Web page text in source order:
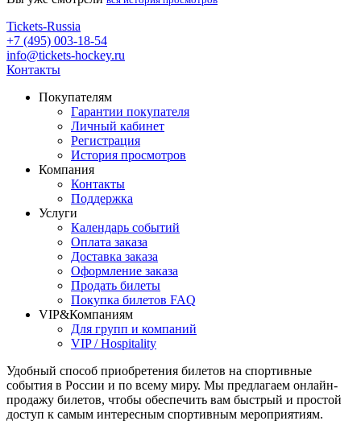
Tickets-Russia
+7 (495) 003-18-54
info@tickets-hockey.ru
Контакты
Покупателям
Гарантии покупателя
Личный кабинет
Регистрация
История просмотров
Компания
Контакты
Поддержка
Услуги
Календарь событий
Оплата заказа
Доставка заказа
Оформление заказа
Продать билеты
Покупка билетов FAQ
VIP&Компаниям
Для групп и компаний
VIP / Hospitality
Удобный способ приобретения билетов на спортивные
события в России и по всему миру. Мы предлагаем онлайн-
продажу билетов, чтобы обеспечить вам быстрый и простой
доступ к самым интересным спортивным мероприятиям.